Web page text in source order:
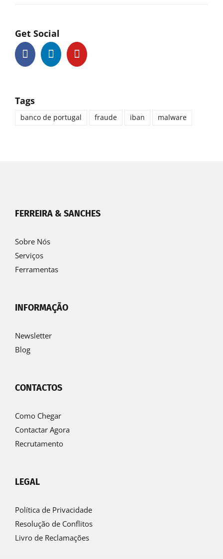
Get Social
Tags
banco de portugal fraude iban malware
FERREIRA & SANCHES
Sobre Nós
Serviços
Ferramentas
INFORMAÇÃO
Newsletter
Blog
CONTACTOS
Como Chegar
Contactar Agora
Recrutamento
LEGAL
Política de Privacidade
Resolução de Conflitos
Livro de Reclamações